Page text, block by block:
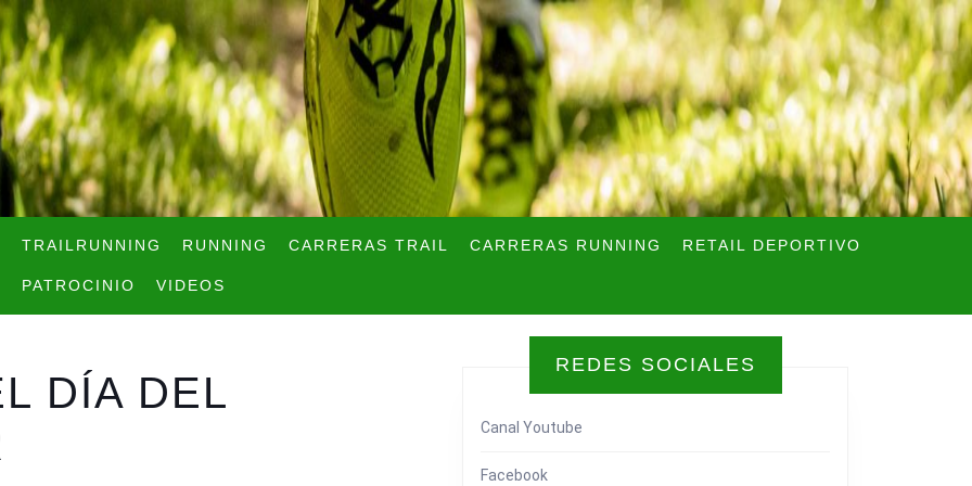
TRAILRUNNING RUNNING CARRERAS TRAIL CARRERAS RUNNING RETAIL DEPORTIVO
PATROCINIO VIDEOS
DÍA DEL
REDES SOCIALES
Canal Youtube
Facebook